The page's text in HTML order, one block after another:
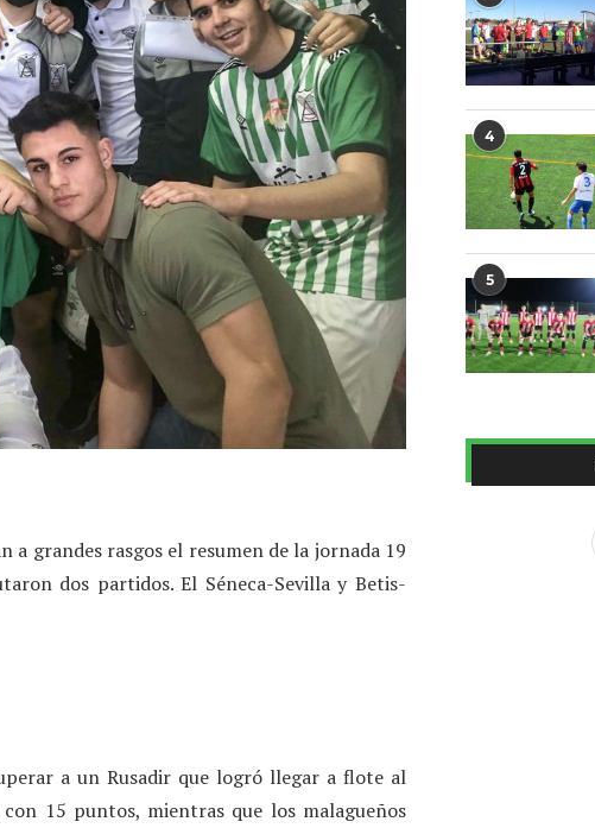
grandes rasgos el resumen de la jornada 19
dos partidos. El Séneca-Sevilla y Betis-
a un Rusadir que logró llegar a flote al
15 puntos, mientras que los malagueños
4
5